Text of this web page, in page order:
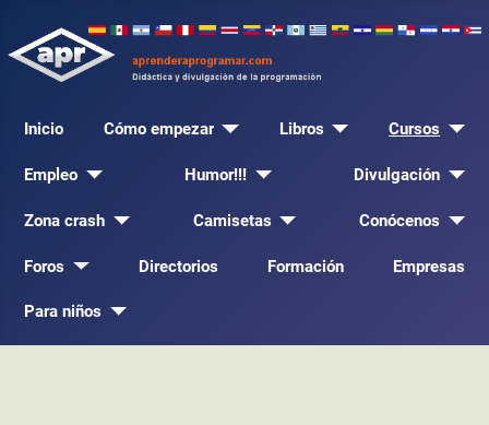
Inicio Cómo empezar Libros Cursos
Empleo Humor!!! Divulgación
Zona crash Camisetas Conócenos
Foros Directorios Formación Empresas
Para niños